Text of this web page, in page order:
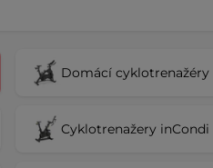
Domácí cyklotrenažéry
Cyklotrenažery inCondi